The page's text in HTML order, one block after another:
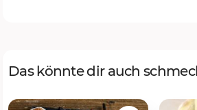
Das könnte dir auch